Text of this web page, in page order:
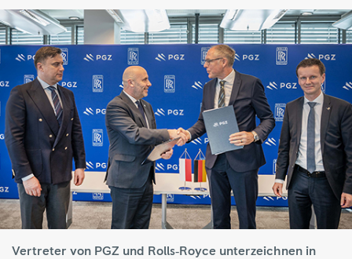
Vertreter von PGZ und Rolls‑Royce unterzeichnen in